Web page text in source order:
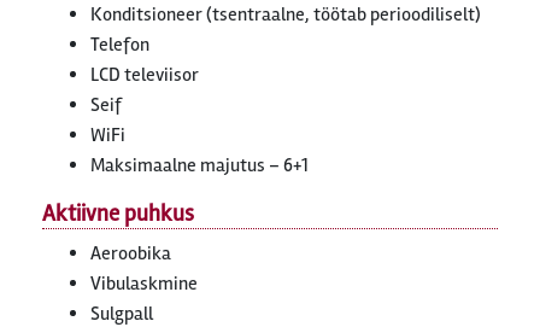
Konditsioneer (tsentraalne, töötab perioodiliselt)
Telefon
LCD televiisor
Seif
WiFi
Maksimaalne majutus – 6+1
Aktiivne puhkus
Aeroobika
Vibulaskmine
Sulgpall